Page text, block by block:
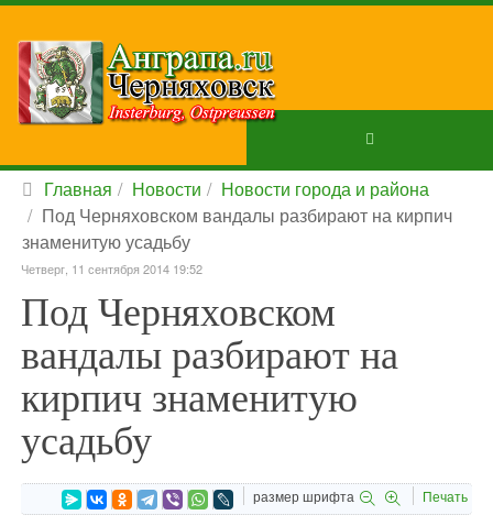
Главная Новости
Новости города и района
Под Черняховском вандалы разбирают на кирпич
знаменитую усадьбу
Четверг, 11 сентября 2014 19:52
Под Черняховском
вандалы разбирают на
кирпич знаменитую
усадьбу
размер шрифта Печать